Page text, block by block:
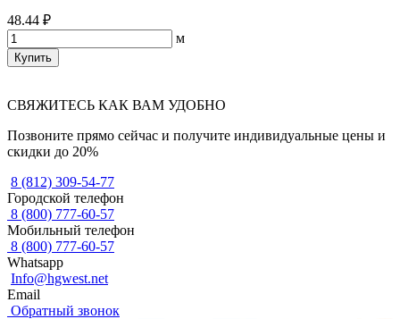
48.44 ₽
м
Купить
СВЯЖИТЕСЬ КАК ВАМ УДОБНО
Позвоните прямо сейчас и получите индивидуальные цены и
скидки до 20%
8 (812) 309-54-77
Городской телефон
8 (800) 777-60-57
Мобильный телефон
8 (800) 777-60-57
Whatsapp
Info@hgwest.net
Email
Обратный звонок